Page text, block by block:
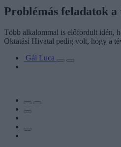
Problémás feladatok
Több alkalommal is előfordult idén,
Oktatási Hivatal pedig volt, hogy a
Gál Luca